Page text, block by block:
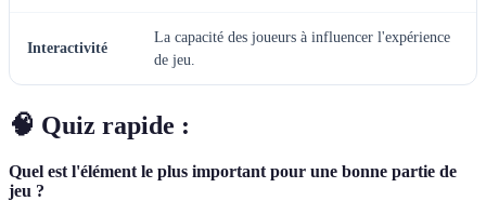
Interactivité
La capacité des joueurs à influencer l'expérience
de jeu.
🧠 Quiz rapide :
Quel est l'élément le plus important pour une bonne partie de
jeu ?